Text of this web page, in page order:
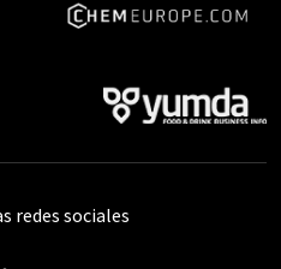
redes sociales